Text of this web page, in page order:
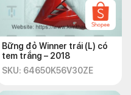
Bững đỏ Winner trái (L) có
tem trắng – 2018
SKU: 64650K56V30ZE